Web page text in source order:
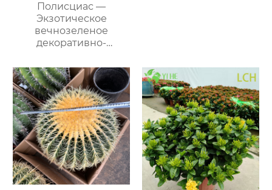
Полисциас —
Экзотическое
вечнозеленое
декоративно-
для офиса и
интерьера, оптом